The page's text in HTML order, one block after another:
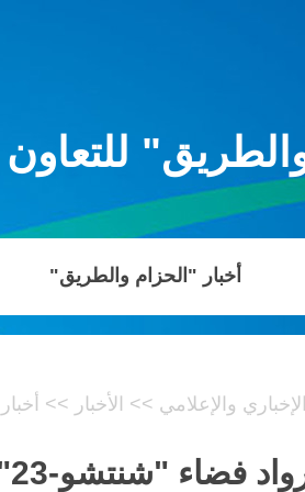
للتعاون
أخبار "الحزام والطريق"
والإعلامي >> الأخبار >>
فضاء "شنتشو-23" يدخلون محطة "تيانقونغ" الفضائية